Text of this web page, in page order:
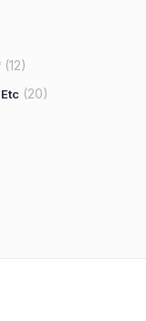
(12)
(20)